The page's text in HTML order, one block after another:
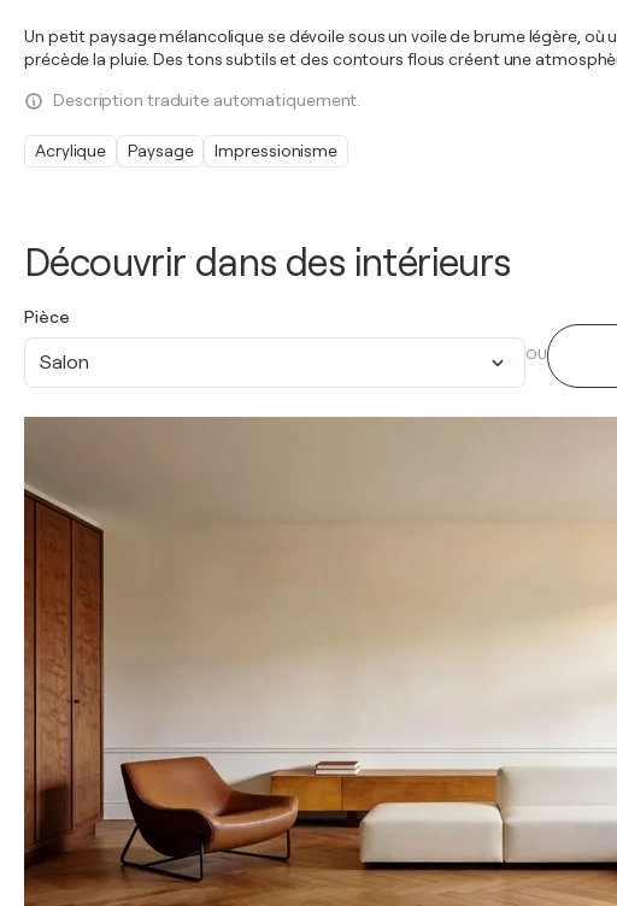
Découvrir dans des intérieurs
Pièce
Salon OU
Un petit paysage mélancolique se dévoile sous un voile de brume légère,
précède la pluie. Des tons subtils et des contours flous créent une
Description traduite automatiquement.
Acrylique Paysage Impressionisme